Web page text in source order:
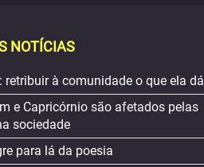
NOTÍCIAS
retribuir à comunidade o que ela dá
e Capricórnio são afetados pelas
sociedade
para lá da poesia